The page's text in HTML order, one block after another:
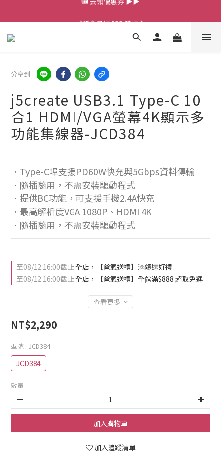
📱iPhone 17 充電挑選懶人包
💰新會員送 $88 購物金
分享到
j5create USB3.1 Type-C 10
合1 HDMI/VGA螢幕4K顯示多
功能集線器-JCD384
．Type-C埠支援PD60W快充與5Gbps資料傳輸
．隨插隨用，不需安裝驅動程式
．提供BC功能，可支援手機2.4A快充
．最高解析度VGA 1080P、HDMI 4K
．隨插隨用，不需安裝驅動程式
至08/12 16:00截止全店，【爸氣送禮】滿額送好禮
至08/12 16:00截止全店，【爸氣送禮】全館滿$888 超取免運
查看更多
NT$2,290
型號 : JCD384
JCD384
數量
加入購物車
加入追蹤清單